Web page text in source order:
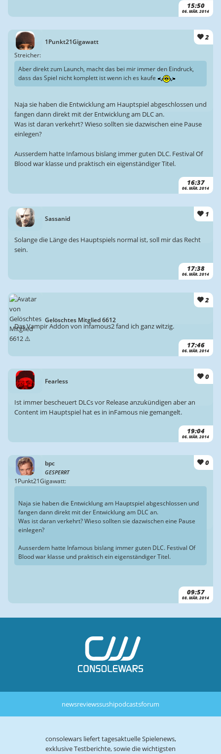
15:50
06. MÄR. 2014
1Punkt21Gigawatt
2
16:37
06. MÄR. 2014
Streicher:
Aber direkt zum Launch, macht das bei mir immer den Eindruck,
dass das Spiel nicht komplett ist wenn ich es kaufe
Naja sie haben die Entwicklung am Hauptspiel abgeschlossen und
fangen dann direkt mit der Entwicklung am DLC an.
Was ist daran verkehrt? Wieso sollten sie dazwischen eine Pause
einlegen?
Ausserdem hatte Infamous bislang immer guten DLC. Festival Of
Blood war klasse und praktisch ein eigenständiger Titel.
Sassanid
1
17:38
06. MÄR. 2014
Solange die Länge des Hauptspiels normal ist, soll mir das Recht
sein.
Gelöschtes Mitglied 6612
2
17:46
06. MÄR. 2014
Das Vampir Addon von infamous2 fand ich ganz witzig.
Fearless
0
19:04
06. MÄR. 2014
Ist immer bescheuert DLCs vor Release anzukündigen aber an
Content im Hauptspiel hat es in inFamous nie gemangelt.
bpc
GESPERRT
0
09:57
08. MÄR. 2014
1Punkt21Gigawatt:
Naja sie haben die Entwicklung am Hauptspiel abgeschlossen und
fangen dann direkt mit der Entwicklung am DLC an.
Was ist daran verkehrt? Wieso sollten sie dazwischen eine Pause
einlegen?
Ausserdem hatte Infamous bislang immer guten DLC. Festival Of
Blood war klasse und praktisch ein eigenständiger Titel.
newsreviewssushipodcastsforum
consolewars liefert tagesaktuelle Spielenews,
exklusive Testberichte, sowie die wichtigsten